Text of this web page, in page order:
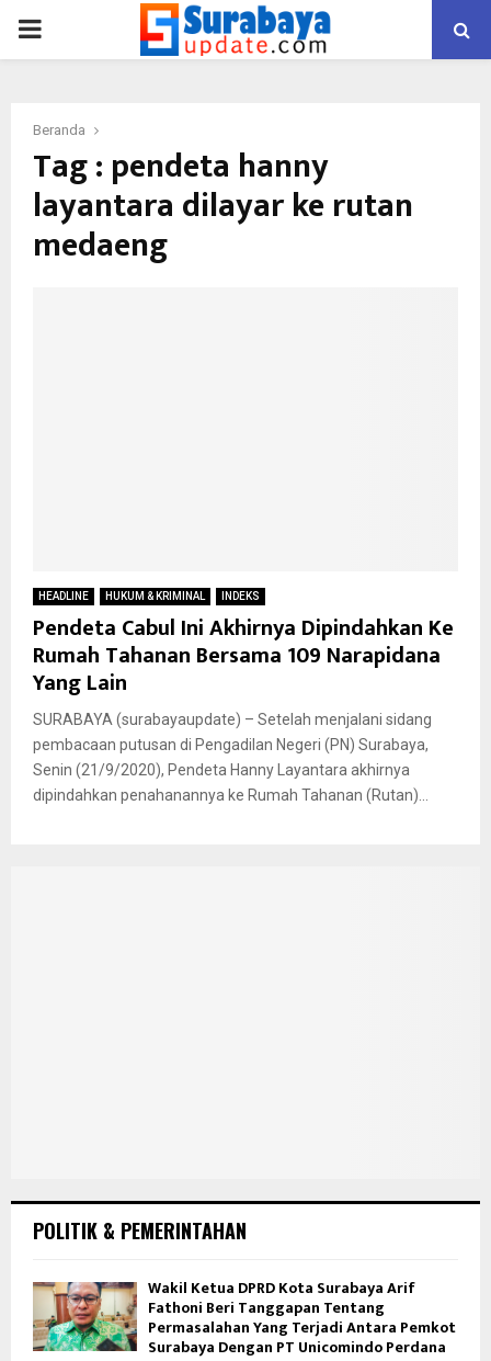
PRIMARY
Beranda
Tag : pendeta hanny
layantara dilayar ke rutan
medaeng
HEADLINE HUKUM & KRIMINAL INDEKS
Pendeta Cabul Ini Akhirnya Dipindahkan Ke
Rumah Tahanan Bersama 109 Narapidana
Yang Lain
SURABAYA (surabayaupdate) – Setelah menjalani sidang
pembacaan putusan di Pengadilan Negeri (PN) Surabaya,
Senin (21/9/2020), Pendeta Hanny Layantara akhirnya
dipindahkan penahanannya ke Rumah Tahanan (Rutan)...
POLITIK & PEMERINTAHAN
Wakil Ketua DPRD Kota Surabaya Arif
Fathoni Beri Tanggapan Tentang
Permasalahan Yang Terjadi Antara Pemkot
Surabaya Dengan PT Unicomindo Perdana